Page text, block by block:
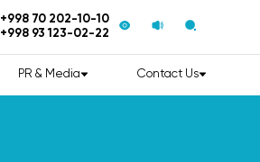
+998 70 202-10-10
+998 93 123-02-22
PR & Media Contact Us